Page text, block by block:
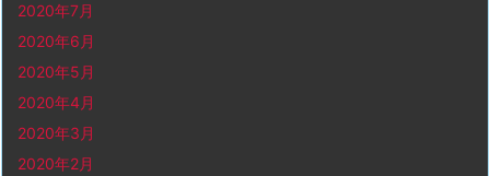
2020年7月
2020年6月
2020年5月
2020年4月
2020年3月
2020年2月